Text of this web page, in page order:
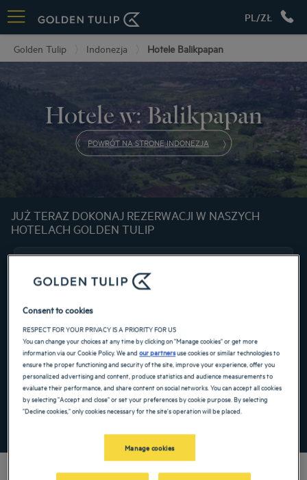
PL/ZŁ
Golden Tulip Indonezja Hotele Balikpapan
Hotele w: Balikpapan
POWRÓT NA STRONĘ INDONEZJA
JUŻ TERAZ DOKONAJ REZERWACJI W NASZYCH
HOTELACH GOLDEN TULIP
Navigate forward to interact with the calendar and select a date. Press the
Navigate backward to interact with the
Dodaj specjalny kod
Consent to cookies
RESPECT FOR YOUR PRIVACY IS A PRIORITY FOR US
You can change your choices at any time by clicking on "Manage cookies" or get more
information via our Cookie Policy. We andour partnersuse cookies or similar technologies to
ensure the proper functioning and security of the site, improve your experience, offer you
personalized advertising and content, produce statistics and audience measurements to
evaluate their performance, and share content on social networks. You can accept all cookies
by selecting "Accept and close" or set your preferences by cookie purpose. By selecting
"Decline cookies," only cookies necessary for the site's operation will be placed.
Manage cookies